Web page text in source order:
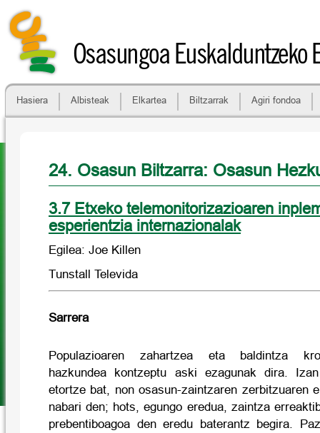
Osasungoa Euskalduntzeko
Hasiera Albisteak Elkartea Biltzarrak Agiri fondoa
24. Osasun Biltzarra: Osasun
3.7 Etxeko telemonitorizazioaren
esperientzia internazionalak
Egilea: Joe Killen
Tunstall Televida
Sarrera
Populazioaren zahartzea eta baldintza
hazkundea kontzeptu aski ezagunak dira.
etortze bat, non osasun-zaintzaren zerbitzuaren
nabari den; hots, egungo eredua, zaintza
prebentiboagoa den eredu baterantz begira.